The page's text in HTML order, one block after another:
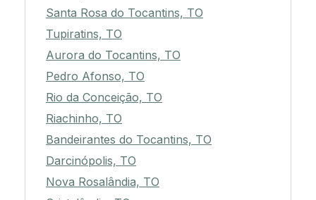
Santa Rosa do Tocantins, TO
Tupiratins, TO
Aurora do Tocantins, TO
Pedro Afonso, TO
Rio da Conceição, TO
Riachinho, TO
Bandeirantes do Tocantins, TO
Darcinópolis, TO
Nova Rosalândia, TO